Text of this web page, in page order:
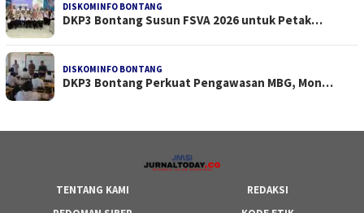
DISKOMINFO BONTANG
DKP3 Bontang Susun FSVA 2026 untuk Petak…
DISKOMINFO BONTANG
DKP3 Bontang Perkuat Pengawasan MBG, Mon…
TENTANG KAMI
REDAKSI